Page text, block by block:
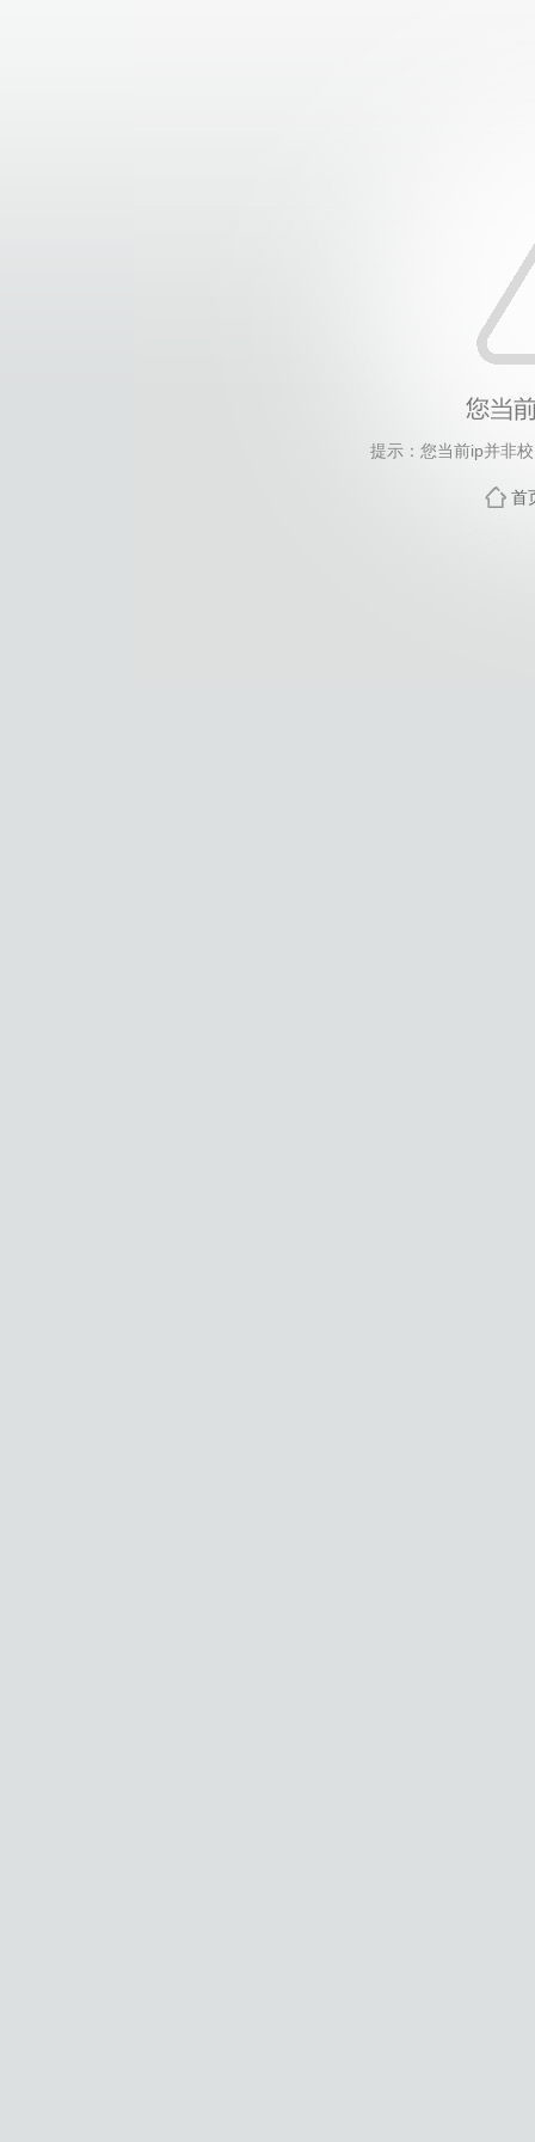
提示：您当前ip并非
首